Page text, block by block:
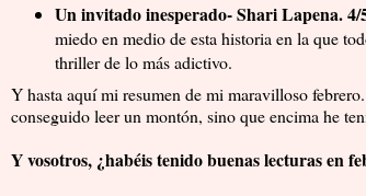
Un invitado inesperado- Shari Lapena. 4/
miedo en medio de esta historia en la que
thriller de lo más adictivo.
Y hasta aquí mi resumen de mi maravilloso
conseguido leer un montón, sino que encima he
Y vosotros, ¿habéis tenido buenas lecturas en